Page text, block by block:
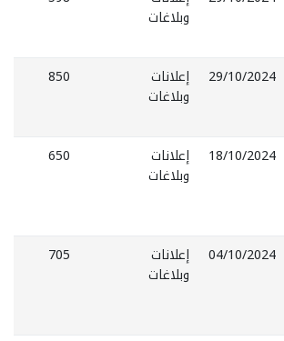
وبلاغات
29/10/2024
إعلانات
وبلاغات
850
18/10/2024
إعلانات
وبلاغات
650
04/10/2024
إعلانات
وبلاغات
705